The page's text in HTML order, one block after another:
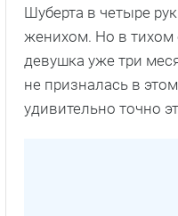
Шуберта в четыре
женихом. Но в тихом
девушка уже три
не призналась в
удивительно точно